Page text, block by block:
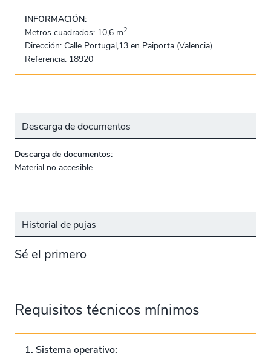
INFORMACIÓN:
Metros cuadrados: 10,6 m2
Dirección: Calle Portugal,13 en Paiporta (Valencia)
Referencia: 18920
Descarga de documentos
Descarga de documentos:
Material no accesible
Historial de pujas
Sé el primero
Requisitos técnicos mínimos
1. Sistema operativo: